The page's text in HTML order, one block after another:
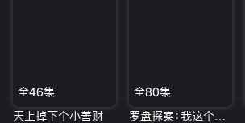
全46集
天上掉下个小善财
全80集